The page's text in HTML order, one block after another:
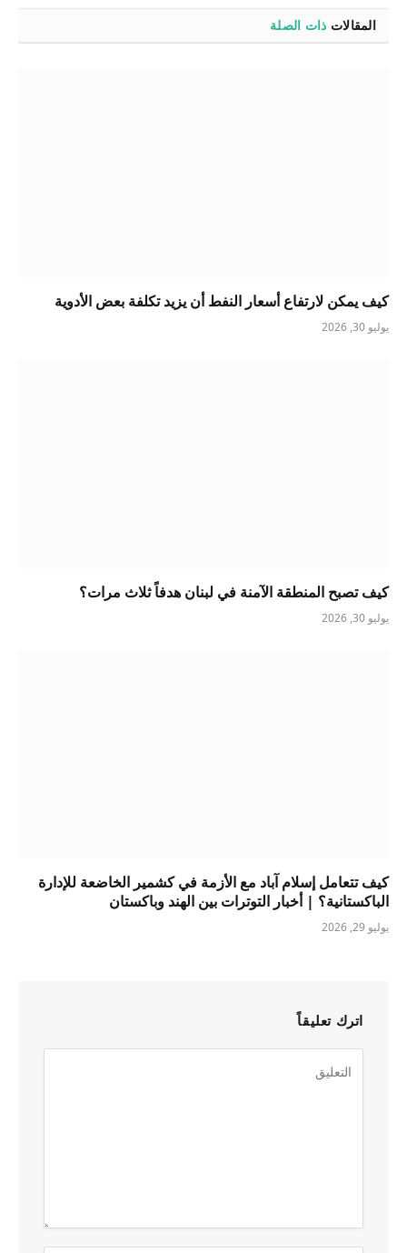
المقالات ذات الصلة
كيف يمكن لارتفاع أسعار النفط أن يزيد تكلفة بعض الأدوية
يوليو 30, 2026
كيف تصبح المنطقة الآمنة في لبنان هدفاً ثلاث مرات؟
يوليو 30, 2026
كيف تتعامل إسلام آباد مع الأزمة في كشمير الخاضعة للإدارة
الباكستانية؟ | أخبار التوترات بين الهند وباكستان
يوليو 29, 2026
اترك تعليقاً